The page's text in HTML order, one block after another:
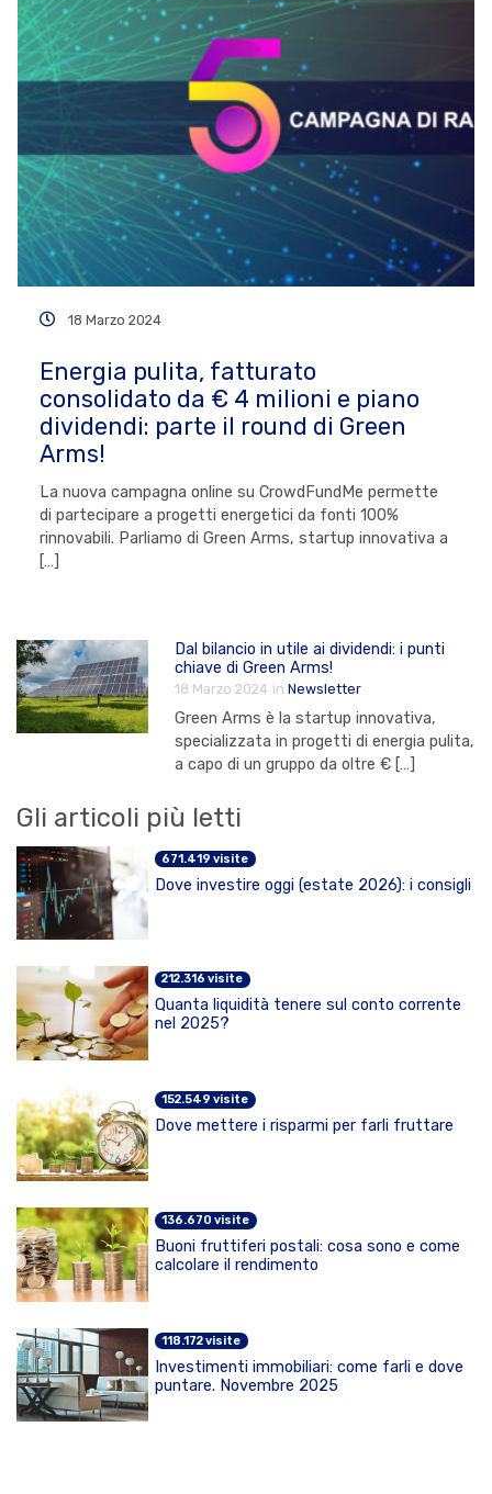
18 Marzo 2024
Energia pulita, fatturato
consolidato da € 4 milioni e piano
dividendi: parte il round di Green
Arms!
La nuova campagna online su CrowdFundMe permette
di partecipare a progetti energetici da fonti 100%
rinnovabili. Parliamo di Green Arms, startup innovativa a
[…]
Dal bilancio in utile ai dividendi: i punti
chiave di Green Arms!
18 Marzo 2024 in Newsletter
Green Arms è la startup innovativa,
specializzata in progetti di energia pulita,
a capo di un gruppo da oltre € […]
Gli articoli più letti
671.419 visite
Dove investire oggi (estate 2026): i consigli
212.316 visite
Quanta liquidità tenere sul conto corrente
nel 2025?
152.549 visite
Dove mettere i risparmi per farli fruttare
136.670 visite
Buoni fruttiferi postali: cosa sono e come
calcolare il rendimento
118.172 visite
Investimenti immobiliari: come farli e dove
puntare. Novembre 2025